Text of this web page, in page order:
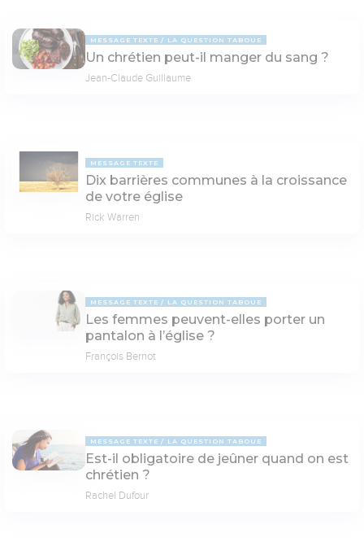
MESSAGE TEXTE LA QUESTION TABOUE
Un chrétien peut-il manger du sang ?
Jean-Claude Guillaume
MESSAGE TEXTE
Dix barrières communes à la croissance
de votre église
Rick Warren
MESSAGE TEXTE LA QUESTION TABOUE
Les femmes peuvent-elles porter un
pantalon à l’église ?
François Bernot
MESSAGE TEXTE LA QUESTION TABOUE
Est-il obligatoire de jeûner quand on est
chrétien ?
Rachel Dufour